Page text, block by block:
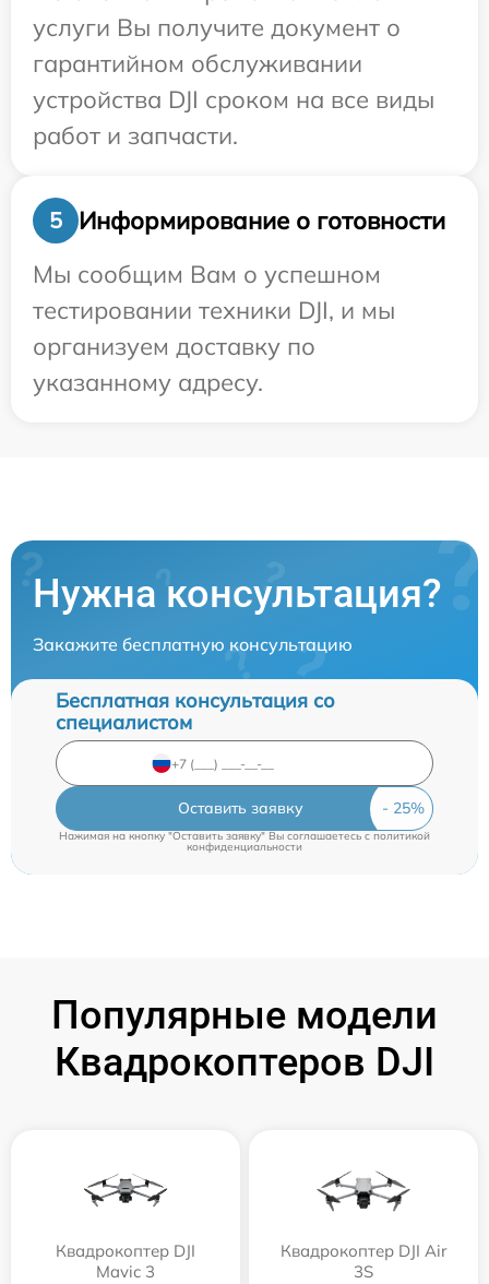
услуги Вы получите документ о
гарантийном обслуживании
устройства DJI сроком на все виды
работ и запчасти.
5
Информирование о готовности
Мы сообщим Вам о успешном
тестировании техники DJI, и мы
организуем доставку по
указанному адресу.
Нужна консультация?
Закажите бесплатную консультацию
Бесплатная консультация со
специалистом
Оставить заявку
Нажимая на кнопку "Оставить заявку" Вы соглашаетесь c политикой
конфиденциальности
Популярные модели
Квадрокоптеров DJI
Квадрокоптер DJI
Mavic 3
Квадрокоптер DJI Air
3S